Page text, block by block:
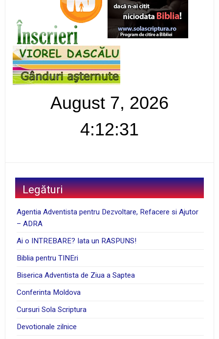
August 7, 2026
4:12:31
Legături
Agentia Adventista pentru Dezvoltare, Refacere si Ajutor
– ADRA
Ai o INTREBARE? Iata un RASPUNS!
Biblia pentru TINEri
Biserica Adventista de Ziua a Saptea
Conferinta Moldova
Cursuri Sola Scriptura
Devotionale zilnice